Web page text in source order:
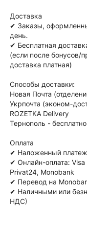
Доставка
✔ Заказы,
день.
✔ Бесплатная
(если после
доставка платная)
Способы доставки:
Новая Почта
Укрпочта (эконом-
ROZETKA Delivery
Тернополь -
Оплата
✔ Наложенный платеж
✔ Онлайн-оплата: Visa
Privat24, Monobank
✔ Перевод на
✔ Наличными или
НДС)